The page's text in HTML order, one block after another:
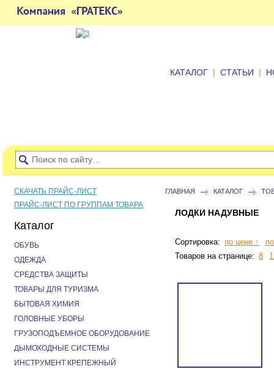
КАТАЛОГ | СТАТЬИ |
ГЛАВНАЯ КАТАЛОГ
ЛОДКИ НАДУВНЫЕ
Сортировка: по цене ↑
Товаров на странице: 8
СКАЧАТЬ ПРАЙС-ЛИСТ
ПРАЙС-ЛИСТ ПО ГРУППАМ ТОВАРА
Каталог
ОБУВЬ
ОДЕЖДА
СРЕДСТВА ЗАЩИТЫ
ТОВАРЫ ДЛЯ ТУРИЗМА
БЫТОВАЯ ХИМИЯ
ГОЛОВНЫЕ УБОРЫ
ГРУЗОПОДЪЕМНОЕ ОБОРУДОВАНИЕ
ДЫМОХОДНЫЕ СИСТЕМЫ
ИНСТРУМЕНТ КРЕПЕЖНЫЙ